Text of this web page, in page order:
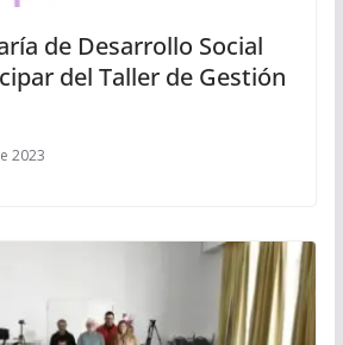
de Desarrollo Social
del Taller de Gestión
2023